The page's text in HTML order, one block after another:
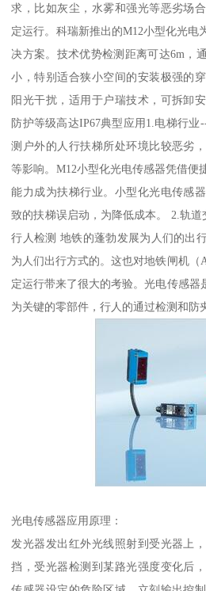
求，比如灰尘，水雾和强光等恶劣场
定运行。科瑞新推出的M12小型化光电
决方案。技术优势检测距离可达6m，
小，特别适合狭小空间的安装极强的
阳光干扰，适用于户瑞技术，可拆卸
防护等级高达IP67典型应用1.电梯行
测户外的人行扶梯所处环境比较恶劣
等影响。M12小型化光电传感器凭借便
能力成为扶梯行业。小型化光电传感
致的扶梯误启动，为降低成本。 2.轨
行人检测 地铁的蓬勃发展为人们的出
为人们出行方式的。这也对地铁闸机（
定运行带来了很大的考验。光电传感器
为关键的零部件，行人的通过检测和防
光电传感器应用原理：
发光器发出红外光线照射到受光器上
挡，受光器检测到某路光强度变化后